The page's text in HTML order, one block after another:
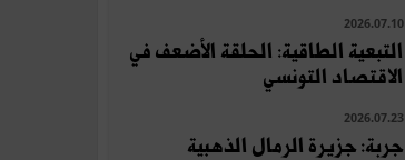
2026.07.10
التبعية الطاقية: الحلقة الأضعف في
الاقتصاد التونسي
2026.07.23
جربة: جزيرة الرمال الذهبية